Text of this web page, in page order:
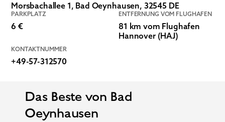
Morsbachallee 1, Bad Oeynhausen, 32545 DE
PARKPLATZ
6 €
ENTFERNUNG VOM FLUGHAFEN
81 km vom Flughafen
Hannover (HAJ)
KONTAKTNUMMER
+49-57-312570
Das Beste von Bad
Oeynhausen